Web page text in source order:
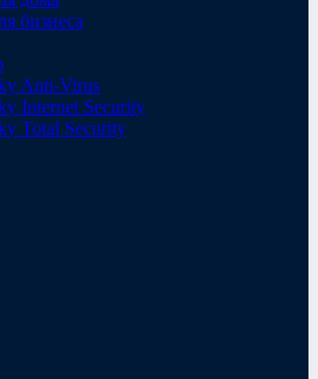
бизнеса
Anti-Virus
Internet Security
Total Security